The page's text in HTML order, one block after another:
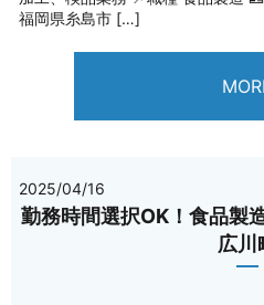
福岡県糸島市 […]
2025/04/16
勤務時間選択OK！食品製
広川